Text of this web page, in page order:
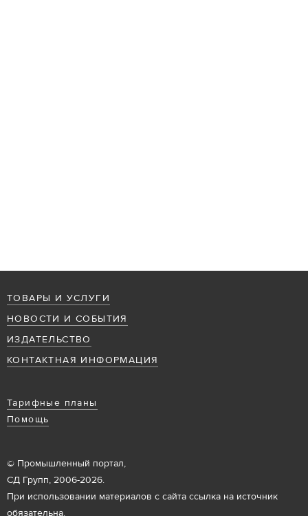
ТОВАРЫ И УСЛУГИ
НОВОСТИ И СОБЫТИЯ
ИЗДАТЕЛЬСТВО
КОНТАКТНАЯ ИНФОРМАЦИЯ
Тарифные планы
Помощь
© Промышленный портал,
СД Групп, 2006-2026.
При использовании материалов с сайта ссылка на источник
обязательна.